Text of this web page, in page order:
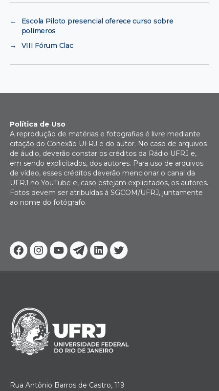
←
Escola Piloto presencial oferece curso sobre
polímeros
→
VIII Fórum Clac
Facebook
Instagram
YoutubeTelegram
Linkedin
Twitter
Política de Uso
A reprodução de matérias e fotografias é livre mediante
citação do Conexão UFRJ e do autor. No caso de arquivos
de áudio, deverão constar os créditos da Rádio UFRJ e,
em sendo explicitados, dos autores. Para uso de arquivos
de vídeo, esses créditos deverão mencionar o canal da
UFRJ no YouTube e, caso estejam explicitados, os autores.
Fotos devem ser atribuídas à SGCOM/UFRJ, juntamente
ao nome do fotógrafo.
Rua Antônio Barros de Castro, 119